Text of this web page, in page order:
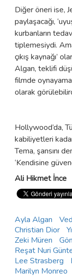
Diğer öneri ise,
paylaşacağı,
kurbanların
tiplemesiydi.
çıkış kaynağı’
Algan, teklifi
filmde
olarak
Hollywood’da,
kabiliyetleri
Tema, şansını
‘Kendisine
Ali Hikmet İnce
Ayla Algan
Christian Dior
Zeki Müren
Reşat Nuri
Lee Strasberg
Marilyn Monreo